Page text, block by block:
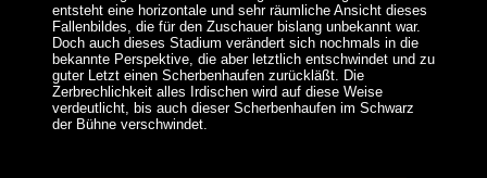
entsteht eine horizontale und sehr räumliche Ansicht dieses
Fallenbildes, die für den Zuschauer bislang unbekannt war.
Doch auch dieses Stadium verändert sich nochmals in die
bekannte Perspektive, die aber letztlich entschwindet und zu
guter Letzt einen Scherbenhaufen zurückläßt. Die
Zerbrechlichkeit alles Irdischen wird auf diese Weise
verdeutlicht, bis auch dieser Scherbenhaufen im Schwarz
der Bühne verschwindet.